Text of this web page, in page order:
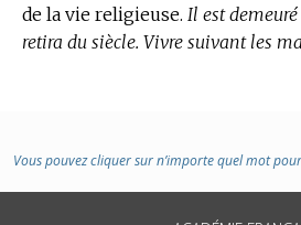
de la vie religieuse. Il est
retira du siècle. Vivre suivant les
Vous pouvez cliquer sur n’importe quel mot